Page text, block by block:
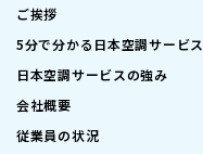
ご挨拶
5分で分かる日本空調サービス
日本空調サービスの強み
会社概要
従業員の状況